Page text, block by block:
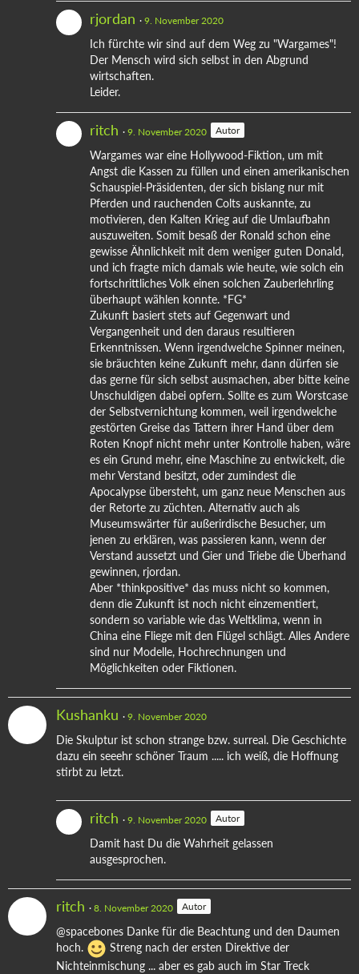
rjordan 9. November 2020
Ich fürchte wir sind auf dem Weg zu "Wargames"!
Der Mensch wird sich selbst in den Abgrund
wirtschaften.
Leider.
ritch 9. November 2020 Autor
Wargames war eine Hollywood-Fiktion, um mit
Angst die Kassen zu füllen und einen amerikanischen
Schauspiel-Präsidenten, der sich bislang nur mit
Pferden und rauchenden Colts auskannte, zu
motivieren, den Kalten Krieg auf die Umlaufbahn
auszuweiten. Somit besaß der Ronald schon eine
gewisse Ähnlichkeit mit dem weniger guten Donald,
und ich fragte mich damals wie heute, wie solch ein
fortschrittliches Volk einen solchen Zauberlehrling
überhaupt wählen konnte. *FG*
Zukunft basiert stets auf Gegenwart und
Vergangenheit und den daraus resultieren
Erkenntnissen. Wenn irgendwelche Spinner meinen,
sie bräuchten keine Zukunft mehr, dann dürfen sie
das gerne für sich selbst ausmachen, aber bitte keine
Unschuldigen dabei opfern. Sollte es zum Worstcase
der Selbstvernichtung kommen, weil irgendwelche
gestörten Greise das Tattern ihrer Hand über dem
Roten Knopf nicht mehr unter Kontrolle haben, wäre
es ein Grund mehr, eine Maschine zu entwickelt, die
mehr Verstand besitzt, oder zumindest die
Apocalypse übersteht, um ganz neue Menschen aus
der Retorte zu züchten. Alternativ auch als
Museumswärter für außerirdische Besucher, um
jenen zu erklären, was passieren kann, wenn der
Verstand aussetzt und Gier und Triebe die Überhand
gewinnen, rjordan.
Aber *thinkpositive* das muss nicht so kommen,
denn die Zukunft ist noch nicht einzementiert,
sondern so variable wie das Weltklima, wenn in
China eine Fliege mit den Flügel schlägt. Alles Andere
sind nur Modelle, Hochrechnungen und
Möglichkeiten oder Fiktionen.
Kushanku 9. November 2020
Die Skulptur ist schon strange bzw. surreal. Die Geschichte
dazu ein seeehr schöner Traum ..... ich weiß, die Hoffnung
stirbt zu letzt.
ritch 9. November 2020 Autor
Damit hast Du die Wahrheit gelassen
ausgesprochen.
ritch 8. November 2020 Autor
@spacebones Danke für die Beachtung und den Daumen
hoch.
Streng nach der ersten Direktive der
Nichteinmischung ... aber es gab auch im Star Treck